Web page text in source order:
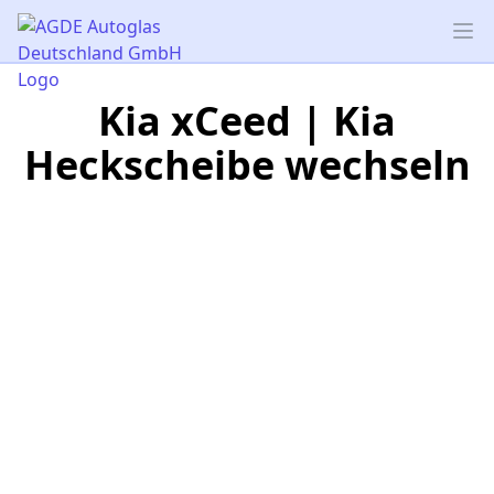
AGDE Autoglas Deutschland GmbH
Kia xCeed | Kia
Heckscheibe wechseln